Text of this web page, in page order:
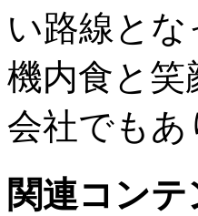
い路線とな
機内食と
会社でもあ
関連コンテ